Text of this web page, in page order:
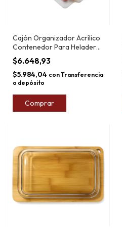
Cajón Organizador Acrílico
Contenedor Para Heladera
33x16 Cm
$6.648,93
$5.984,04 conTransferencia
o depósito
Comprar